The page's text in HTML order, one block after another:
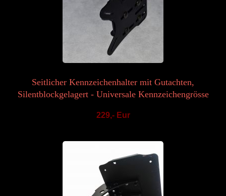
Seitlicher Kennzeichenhalter mit Gutachten,
Silentblockgelagert - Universale Kennzeichengrösse
229,- Eur